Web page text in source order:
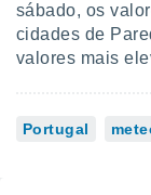
sábado, os
cidades de
valores mais
Portugal